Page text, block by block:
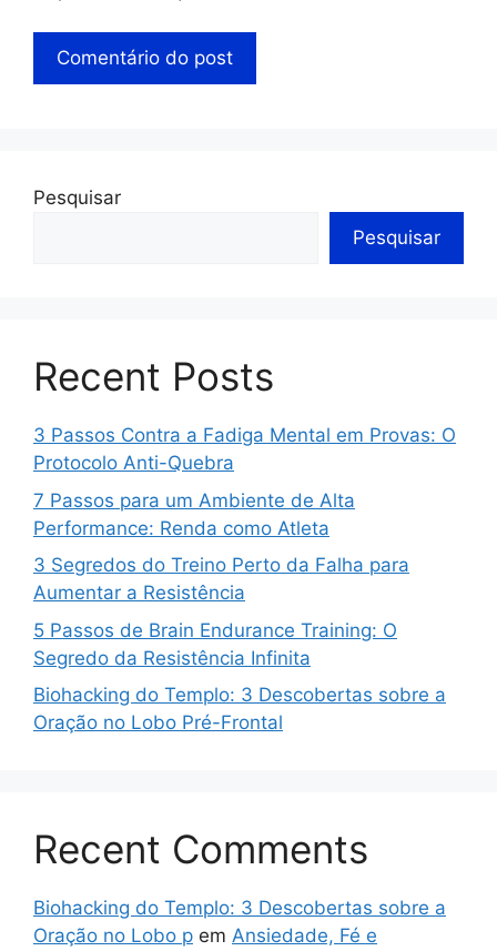
Pesquisar
Pesquisar
Recent Posts
3 Passos Contra a Fadiga Mental em Provas: O
Protocolo Anti-Quebra
7 Passos para um Ambiente de Alta
Performance: Renda como Atleta
3 Segredos do Treino Perto da Falha para
Aumentar a Resistência
5 Passos de Brain Endurance Training: O
Segredo da Resistência Infinita
Biohacking do Templo: 3 Descobertas sobre a
Oração no Lobo Pré-Frontal
Recent Comments
Biohacking do Templo: 3 Descobertas sobre a
Oração no Lobo p em Ansiedade, Fé e